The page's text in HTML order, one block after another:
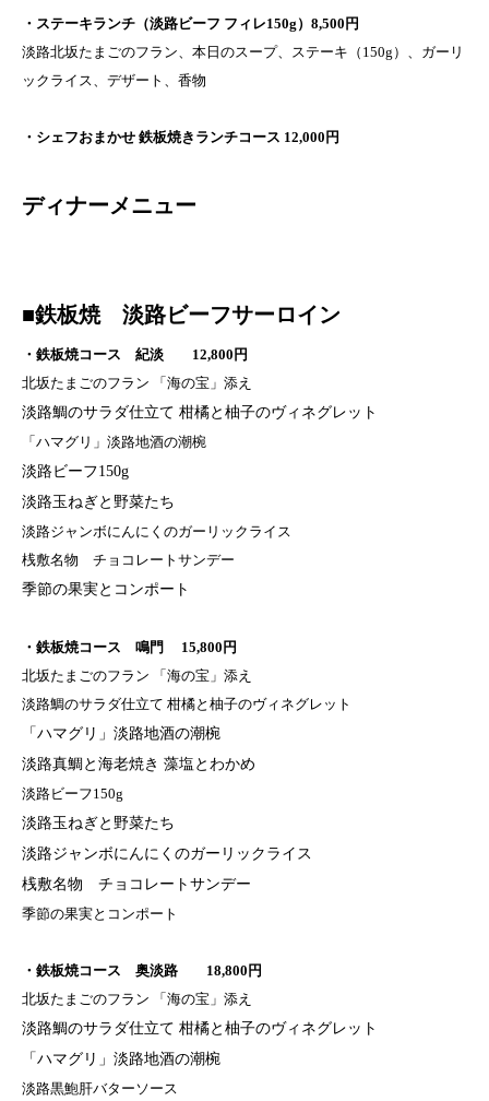
・ステーキランチ（淡路ビーフ フィレ150g）8,500円
淡路北坂たまごのフラン、本日のスープ、ステーキ（150g）、ガーリ
ックライス、デザート、香物
・シェフおまかせ 鉄板焼きランチコース 12,000円
ディナーメニュー
■鉄板焼 淡路ビーフサーロイン
・鉄板焼コース 紀淡 12,800円
北坂たまごのフラン 「海の宝」添え
淡路鯛のサラダ仕立て 柑橘と柚子のヴィネグレット
「ハマグリ」淡路地酒の潮椀
淡路ビーフ150g
淡路玉ねぎと野菜たち
淡路ジャンボにんにくのガーリックライス
桟敷名物 チョコレートサンデー
季節の果実とコンポート
・鉄板焼コース 鳴門 15,800円
北坂たまごのフラン 「海の宝」添え
淡路鯛のサラダ仕立て 柑橘と柚子のヴィネグレット
「ハマグリ」淡路地酒の潮椀
淡路真鯛と海老焼き 藻塩とわかめ
淡路ビーフ150g
淡路玉ねぎと野菜たち
淡路ジャンボにんにくのガーリックライス
桟敷名物 チョコレートサンデー
季節の果実とコンポート
・鉄板焼コース 奥淡路 18,800円
北坂たまごのフラン 「海の宝」添え
淡路鯛のサラダ仕立て 柑橘と柚子のヴィネグレット
「ハマグリ」淡路地酒の潮椀
淡路黒鮑肝バターソース